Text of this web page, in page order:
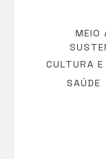
MEIO
CULTURA
SAÚDE